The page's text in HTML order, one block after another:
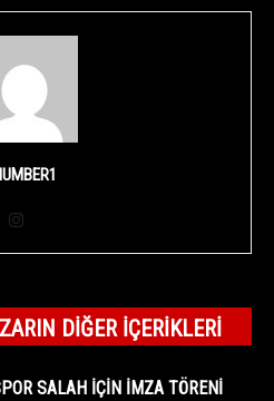
DIĞER İÇERIKLERI
SALAH İÇİN İMZA TÖRENİ